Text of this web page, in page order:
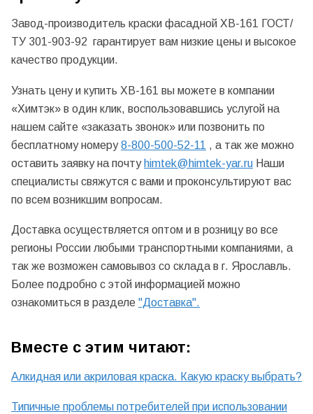
Завод-производитель краски фасадной ХВ-161 ГОСТ/
ТУ 301-903-92 гарантирует вам низкие цены и высокое
качество продукции.
Узнать цену и купить ХВ-161 вы можете в компании
«Химтэк» в один клик, воспользовавшись услугой на
нашем сайте «заказать звонок» или позвонить по
бесплатному номеру8-800-500-52-11 , а так же можно
оставить заявку на почту himtek@himtek-yar.ru Наши
специалисты свяжутся с вами и проконсультируют вас
по всем возникшим вопросам.
Доставка осуществляется оптом и в розницу во все
регионы России любыми транспортными компаниями, а
так же возможен самовывоз со склада в г. Ярославль.
Более подробно с этой информацией можно
ознакомиться в разделе "Доставка".
Вместе с этим читают:
Алкидная или акриловая краска. Какую краску выбрать?
Типичные проблемы потребителей при использовании